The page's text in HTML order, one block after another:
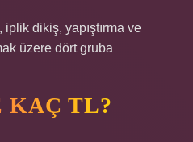
dikiş, yapıştırma ve
üzere dört gruba
KAÇ TL?